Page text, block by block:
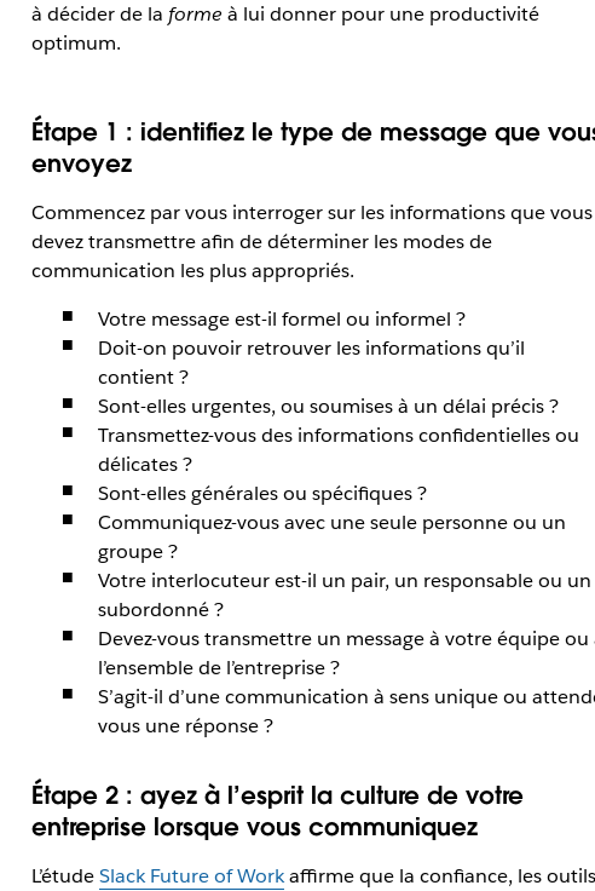
à décider de la forme à lui donner pour une productivité
optimum.
Étape 1 : identifiez le type de message que
envoyez
Commencez par vous interroger sur les informations que vous
devez transmettre afin de déterminer les modes de
communication les plus appropriés.
Votre message est-il formel ou informel ?
Doit-on pouvoir retrouver les informations qu’il
contient ?
Sont-elles urgentes, ou soumises à un délai précis ?
Transmettez-vous des informations confidentielles ou
délicates ?
Sont-elles générales ou spécifiques ?
Communiquez-vous avec une seule personne ou un
groupe ?
Votre interlocuteur est-il un pair, un responsable ou un
subordonné ?
Devez-vous transmettre un message à votre équipe ou
l’ensemble de l’entreprise ?
S’agit-il d’une communication à sens unique ou
vous une réponse ?
Étape 2 : ayez à l’esprit la culture de votre
entreprise lorsque vous communiquez
L’étudeSlack Future of Workaffirme que la confiance, les outils